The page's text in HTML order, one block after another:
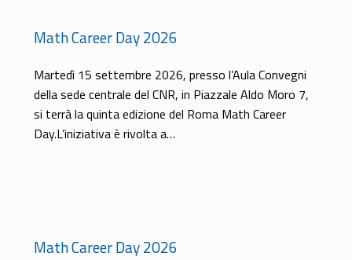
Math Career Day 2026
Martedì 15 settembre 2026, presso l’Aula Convegni
della sede centrale del CNR, in Piazzale Aldo Moro 7,
si terrà la quinta edizione del Roma Math Career
Day.L’iniziativa è rivolta a…
Math Career Day 2026